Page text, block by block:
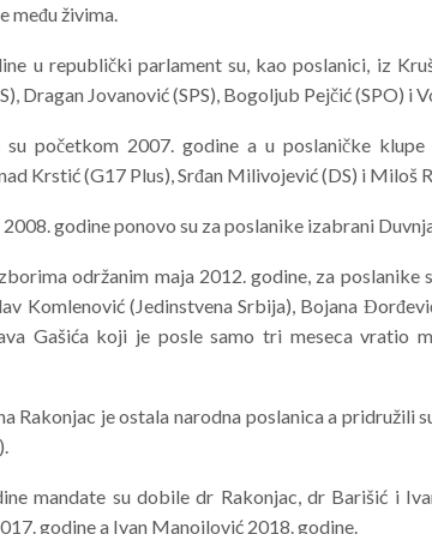
među živima.
u republički parlament su, kao poslanici, iz
Dragan Jovanović (SPS), Bogoljub Pejčić (SPO) i
početkom 2007. godine a u poslaničke klupe
Krstić (G17 Plus), Srđan Milivojević (DS) i Miloš
godine ponovo su za poslanike izabrani
održanim maja 2012. godine, za
Komlenović (Jedinstvena Srbija), Bojana
Gašića koji je posle samo tri meseca vratio
Rakonjac je ostala narodna poslanica a pridružili
mandate su dobile dr Rakonjac, dr Barišić i
godine a Ivan Manojlović 2018. godine.